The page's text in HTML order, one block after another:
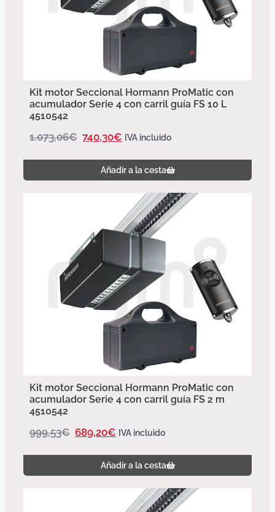
Kit motor Seccional Hormann ProMatic con
acumulador Serie 4 con carril guía FS 10 L
4510542
1.073,06€ 740,30€ IVA incluido
Añadir a la cesta
Kit motor Seccional Hormann ProMatic con
acumulador Serie 4 con carril guía FS 2 m
4510542
999,53€ 689,20€ IVA incluido
Añadir a la cesta